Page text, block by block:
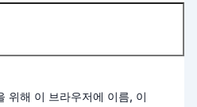
위해 이 브라우저에 이름, 이